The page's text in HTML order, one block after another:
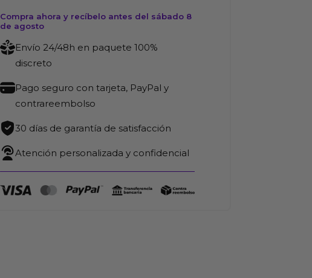
Compra ahora y recíbelo antes del sábado 8
de agosto
Envío 24/48h en paquete 100%
discreto
Pago seguro con tarjeta, PayPal y
contrareembolso
30 días de garantía de satisfacción
Atención personalizada y confidencial